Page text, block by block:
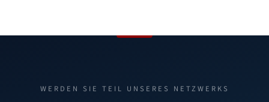
WERDEN SIE TEIL UNSERES NETZWERKS